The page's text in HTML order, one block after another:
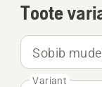
Toote
Sobib
Variant